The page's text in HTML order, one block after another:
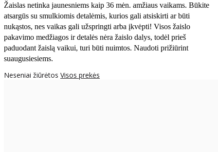
Žaislas netinka jaunesniems kaip 36 mėn. amžiaus vaikams. Būkite
atsargūs su smulkiomis detalėmis, kurios gali atsiskirti ar būti
nukąstos, nes vaikas gali užspringti arba įkvėpti! Visos žaislо
pakavimo medžiagos ir detalės nėra žaislo dalys, todėl prieš
paduodant žaislą vaikui, turi būti nuimtos. Naudoti prižiūrint
suaugusiesiems.
Neseniai žiūrėtos Visos prekės